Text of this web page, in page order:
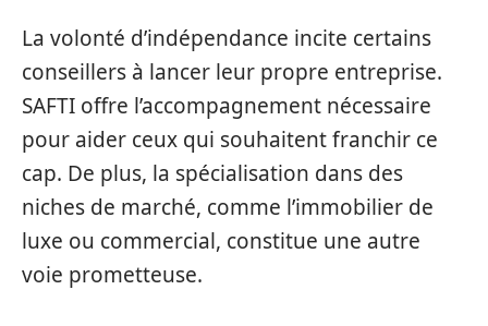
La volonté d’indépendance incite certains
conseillers à lancer leur propre entreprise.
SAFTI offre l’accompagnement nécessaire
pour aider ceux qui souhaitent franchir ce
cap. De plus, la spécialisation dans des
niches de marché, comme l’immobilier de
luxe ou commercial, constitue une autre
voie prometteuse.